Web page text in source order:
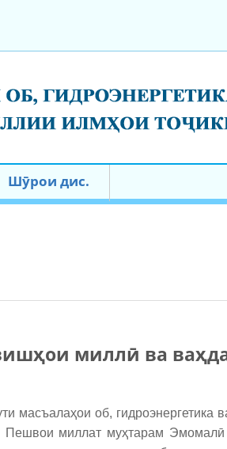
Шӯрои дис.
миллӣ ва
масъалаҳои об, гидроэнергетика
Пешвои миллат муҳтарам